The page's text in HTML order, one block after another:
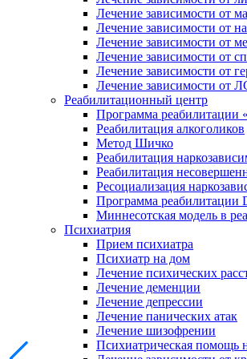
Лечение зависимости от
Лечение зависимости от
Лечение зависимости от
Лечение зависимости от
Лечение зависимости от
Лечение зависимости от
Реабилитационный центр
Программа реабилитации
Реабилитация алкоголиков
Метод Шичко
Реабилитация
Реабилитация
Ресоциализация
Программа реабилитации
Миннесотская модель в
Психиатрия
Прием психиатра
Психиатр на дом
Лечение психических
Лечение деменции
Лечение депрессии
Лечение панических атак
Лечение шизофрении
Психиатрическая помощь